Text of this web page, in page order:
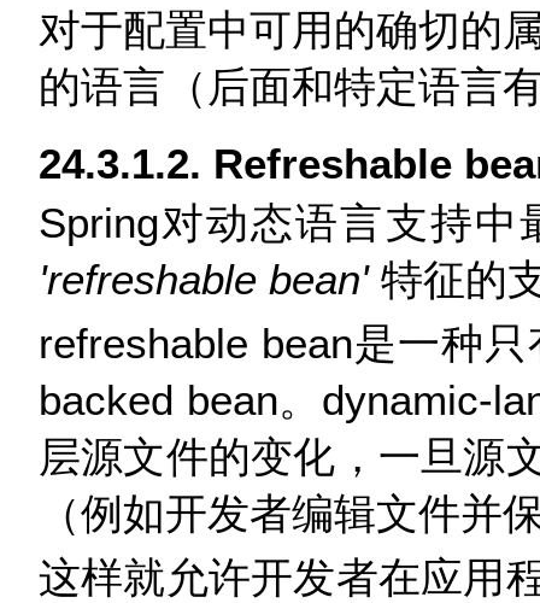
对于配置中可用的确切的
的语言（后面和特定语言
24.3.1.2. Refreshable
Spring对动态语言支持
'refreshable bean' 特征的
refreshable bean是一种
backed bean。dynamic-
层源文件的变化，一旦源
（例如开发者编辑文件并
这样就允许开发者在应用